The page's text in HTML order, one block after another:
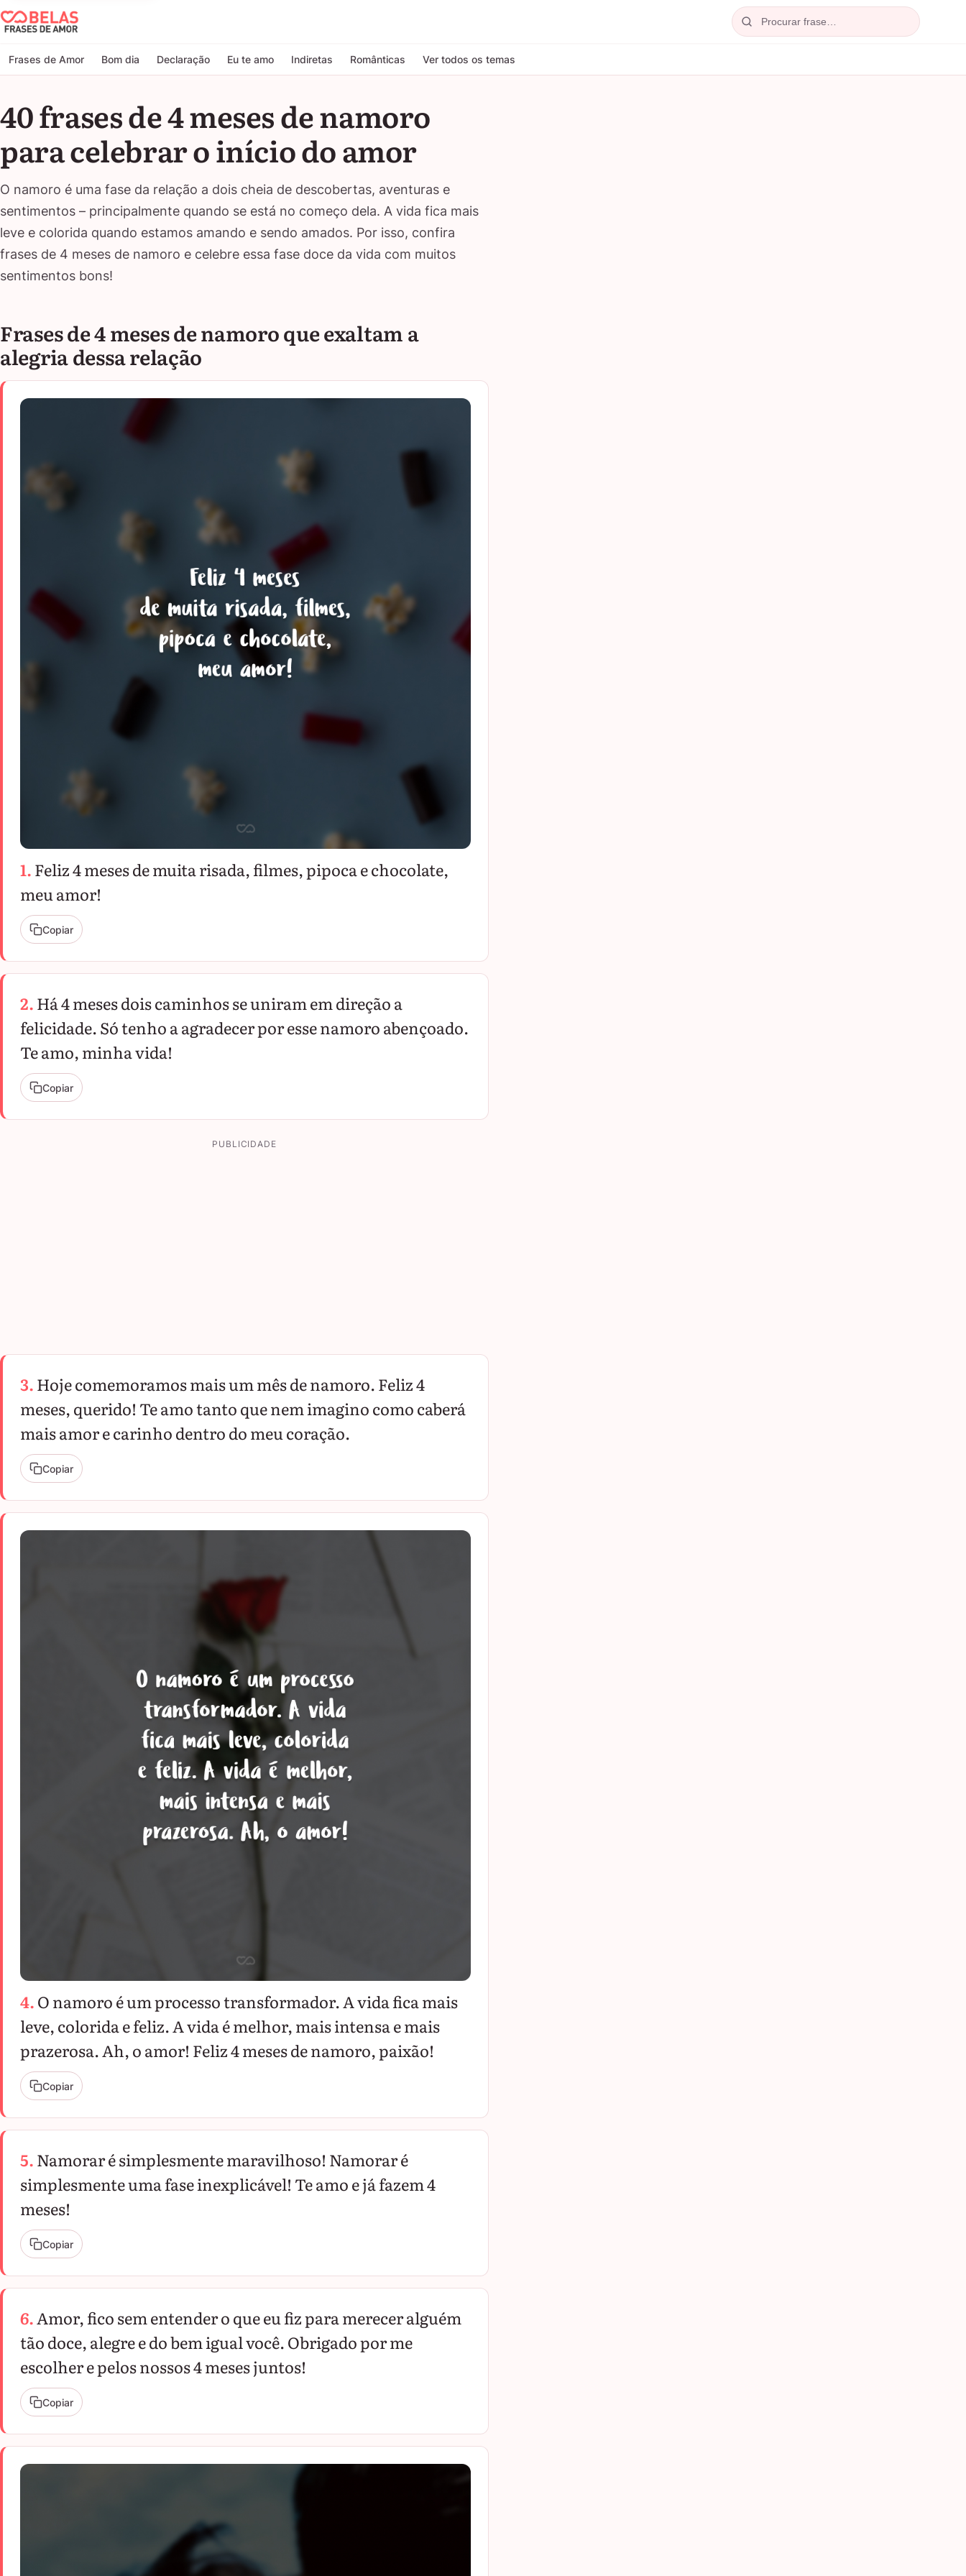
Belas Frases de Amor
Frases de Amor Bom dia Declaração Eu te amo Indiretas Românticas Ver todos os temas
40 frases de 4 meses de namoro
para celebrar o início do amor
O namoro é uma fase da relação a dois cheia de descobertas, aventuras e
sentimentos – principalmente quando se está no começo dela. A vida fica mais
leve e colorida quando estamos amando e sendo amados. Por isso, confira
frases de 4 meses de namoro e celebre essa fase doce da vida com muitos
sentimentos bons!
Frases de 4 meses de namoro que exaltam a
alegria dessa relação
1.Feliz 4 meses de muita risada, filmes, pipoca e chocolate,
meu amor!
Copiar
2.Há 4 meses dois caminhos se uniram em direção a
felicidade. Só tenho a agradecer por esse namoro abençoado.
Te amo, minha vida!
Copiar
PUBLICIDADE
3.Hoje comemoramos mais um mês de namoro. Feliz 4
meses, querido! Te amo tanto que nem imagino como caberá
mais amor e carinho dentro do meu coração.
Copiar
4.O namoro é um processo transformador. A vida fica mais
leve, colorida e feliz. A vida é melhor, mais intensa e mais
prazerosa. Ah, o amor! Feliz 4 meses de namoro, paixão!
Copiar
5.Namorar é simplesmente maravilhoso! Namorar é
simplesmente uma fase inexplicável! Te amo e já fazem 4
meses!
Copiar
6.Amor, fico sem entender o que eu fiz para merecer alguém
tão doce, alegre e do bem igual você. Obrigado por me
escolher e pelos nossos 4 meses juntos!
Copiar